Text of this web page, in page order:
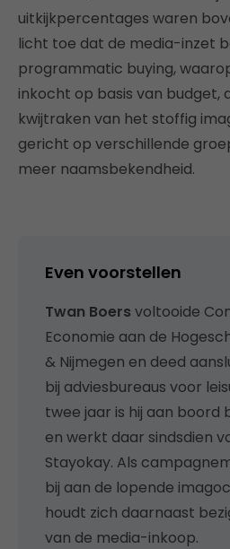
uitkijkpercentages waren
licht toe dat de media-inzet
programmatic buying,
inkocht op basis van budget,
kwijtraken van het stoffig
gericht op verschillende
meer naamsbekendheid.
Even voorstellen
Twan Boers voltooide
Economie aan de
& Nijmegen en deed
bij adviesbureaus voor
twee jaar is hij aan boord
en werkt daar sindsdien
Stayokay. Als
bij aan de lopende
houdt zich daarnaast
van de media-inkoop.